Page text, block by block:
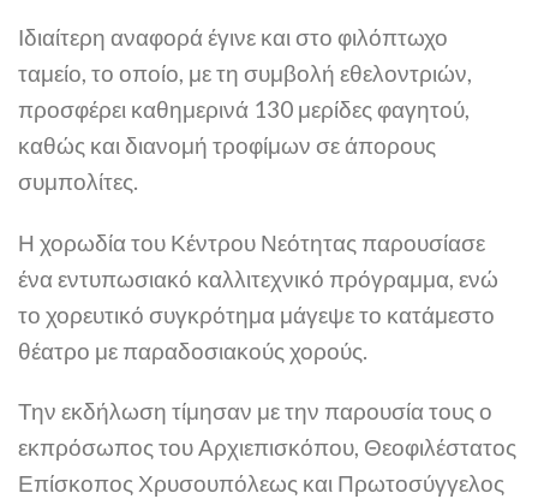
Ιδιαίτερη αναφορά έγινε και στο φιλόπτωχο
ταμείο, το οποίο, με τη συμβολή εθελοντριών,
προσφέρει καθημερινά 130 μερίδες φαγητού,
καθώς και διανομή τροφίμων σε άπορους
συμπολίτες.
Η χορωδία του Κέντρου Νεότητας παρουσίασε
ένα εντυπωσιακό καλλιτεχνικό πρόγραμμα, ενώ
το χορευτικό συγκρότημα μάγεψε το κατάμεστο
θέατρο με παραδοσιακούς χορούς.
Την εκδήλωση τίμησαν με την παρουσία τους ο
εκπρόσωπος του Αρχιεπισκόπου, Θεοφιλέστατος
Επίσκοπος Χρυσουπόλεως και Πρωτοσύγγελος